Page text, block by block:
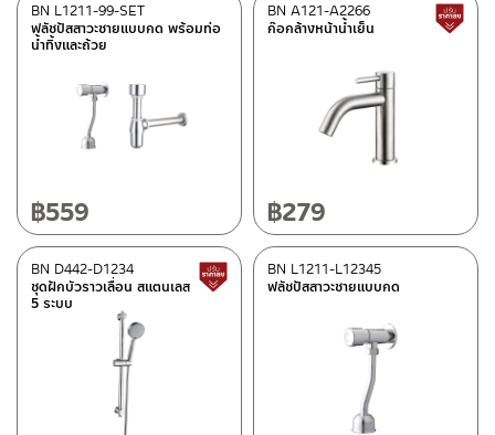
ขาว(23)
หมวดสินค้า
BEN-fittings(229)
คอลเลคชั่น
REVERSE COLLECTION (5)
Best Seller สินค้าขายดี
New Arrival สินค้าใหม่ ปี 2026
ฟลัชปัสสาวะชายแบบกด พร้อมท่อ
น้ำทิ้งและถ้วย
BN L1211-99-SET
฿559
ก๊อกล้างหน้าน้ำเย็น
BN A121-A2266
฿279
ชุดฝักบัวราวเลื่อน สแตนเลส
5 ระบบ
BN D442-D1234 สินค้าปรับราคาลดลง
ฟลัชปัสสาวะชายแบบกด
BN L1211-L12345